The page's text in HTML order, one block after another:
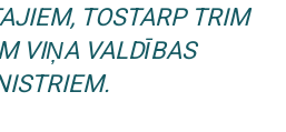
TOSTARP TRIM
VIŅA VALDĪBAS